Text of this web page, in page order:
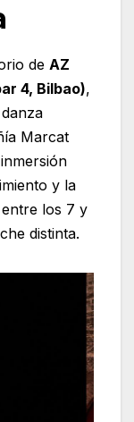
de AZ
4, Bilbao),
Marcat
y la
los 7 y
distinta.